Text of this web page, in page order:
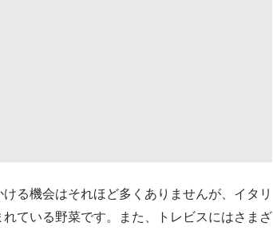
る機会はそれほど多くありませんが、イタリ
ている野菜です。また、トレビスにはさまざ